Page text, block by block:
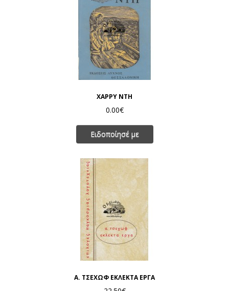
ΧΑΡΡΥ ΝΤΗ
0.00€
Ειδοποίησέ με
Α. ΤΣΕΧΩΦ ΕΚΛΕΚΤΑ ΕΡΓΑ